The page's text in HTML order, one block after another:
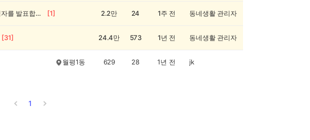
💰[당첨자 발표] 우리 동네 썰전 12회차 당첨자를 발표합니다! [1] 2.2만 24 1주 전 동네생활 관리자
[31] 24.4만 573 1년 전 동네생활 관리자
월평1동 629 28 1년 전 jk
1